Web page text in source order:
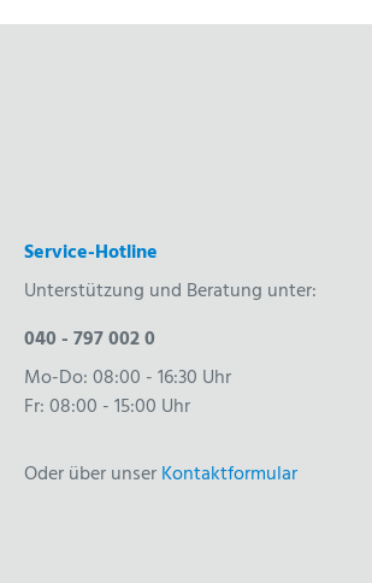
Service-Hotline
Unterstützung und Beratung unter:
040 - 797 002 0
Mo-Do: 08:00 - 16:30 Uhr
Fr: 08:00 - 15:00 Uhr
Oder über unserKontaktformular